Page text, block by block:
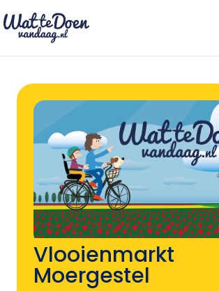
Vlooienmarkt
Moergestel